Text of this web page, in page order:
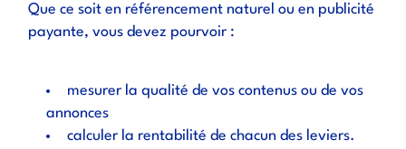
Que ce soit en référencement naturel ou en publicité
payante, vous devez pourvoir :
mesurer la qualité de vos contenus ou de vos
annonces
calculer la rentabilité de chacun des leviers.